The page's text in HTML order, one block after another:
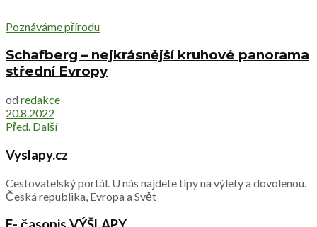
Poznáváme přírodu
Schafberg – nejkrásnější kruhové panorama
střední Evropy
od redakce
20.8.2022
Před. Další
Vyslapy.cz
Cestovatelský portál. U nás najdete tipy na výlety a dovolenou.
Česká republika, Evropa a Svět